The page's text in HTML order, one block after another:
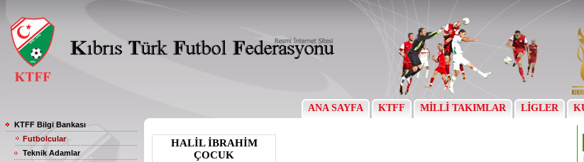
ANA SAYFA KTFF MİLLİ TAKIMLAR LİGLER
KTFF Bilgi Bankası
Futbolcular
Teknik Adamlar
HALİL İBRAHİM
ÇOCUK